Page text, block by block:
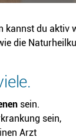
kannst du aktiv
die
sein.
sein,
Arzt